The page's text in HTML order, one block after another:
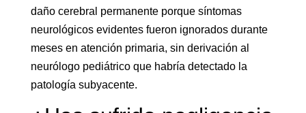
daño cerebral permanente porque síntomas
neurológicos evidentes fueron ignorados durante
meses en atención primaria, sin derivación al
neurólogo pediátrico que habría detectado la
patología subyacente.